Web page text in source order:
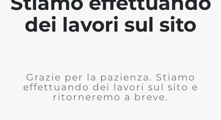
dei lavori sul sito
Grazie per la pazienza. Stiamo
effettuando dei lavori sul sito e
ritorneremo a breve.